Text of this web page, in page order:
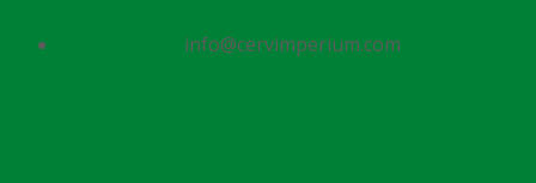
info@cervimperium.com